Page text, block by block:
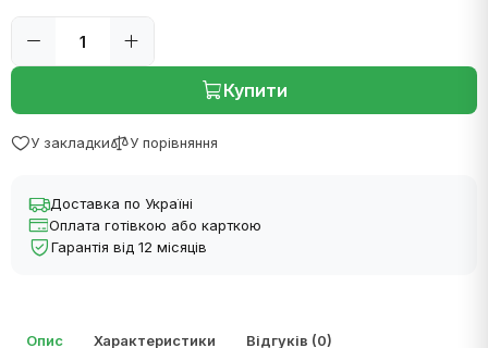
Купити
У закладки У порівняння
Доставка по Україні
Оплата готівкою або карткою
Гарантія від 12 місяців
Опис Характеристики Відгуків (0)